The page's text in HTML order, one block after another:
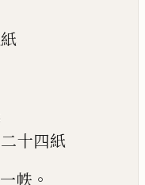
十四紙
帙 。